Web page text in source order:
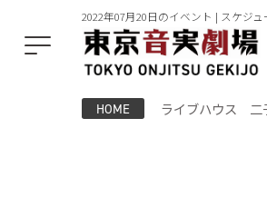
2022年07月20日のイベント | スケジ
HOME ライブハウス 二